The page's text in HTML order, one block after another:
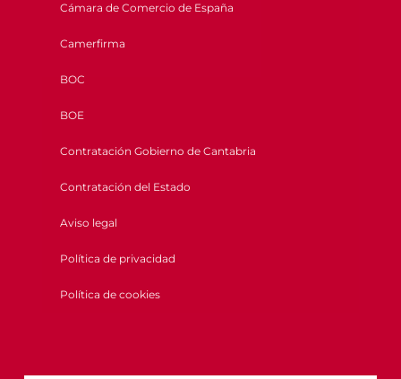
Cámara de Comercio de España
Camerfirma
BOC
BOE
Contratación Gobierno de Cantabria
Contratación del Estado
Aviso legal
Política de privacidad
Política de cookies